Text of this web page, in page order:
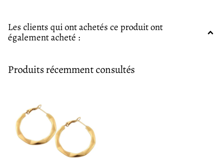
Les clients qui ont achetés ce produit ont
également acheté :
Produits récemment consultés